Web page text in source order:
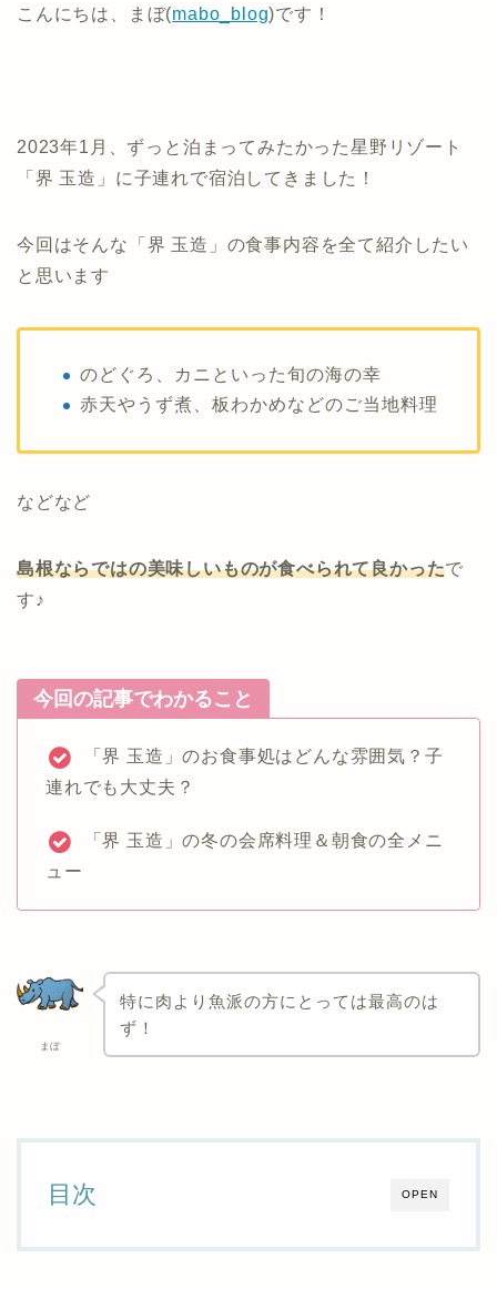
こんにちは、まぼ(mabo_blog)です！
2023年1月、ずっと泊まってみたかった星野リゾート
「界 玉造」に子連れで宿泊してきました！
今回はそんな「界 玉造」の食事内容を全て紹介したい
と思います
のどぐろ、カニといった旬の海の幸
赤天やうず煮、板わかめなどのご当地料理
などなど
島根ならではの美味しいものが食べられて良かったで
す♪
今回の記事でわかること
「界 玉造」のお食事処はどんな雰囲気？子
連れでも大丈夫？
「界 玉造」の冬の会席料理＆朝食の全メニ
ュー
まぼ
特に肉より魚派の方にとっては最高のは
ず！
OPEN
目次